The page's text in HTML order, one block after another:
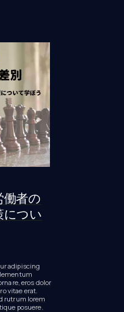
働者の
につい
adipiscing
eros dolor
vitae erat.
rutrum lorem
posuere.